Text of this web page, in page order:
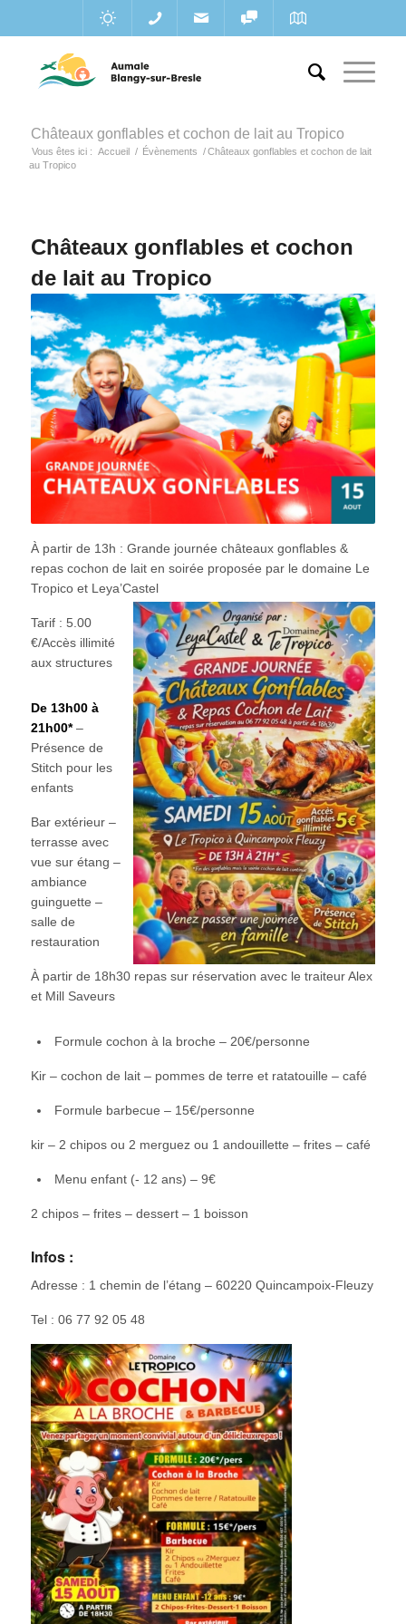
Châteaux gonflables et cochon de lait au Tropico
Vous êtes ici : Accueil / Évènements / Châteaux gonflables et cochon de lait
au Tropico
Châteaux gonflables et cochon
de lait au Tropico
À partir de 13h : Grande journée châteaux gonflables &
repas cochon de lait en soirée proposée par le domaine Le
Tropico et Leya’Castel
Tarif : 5.00
€/Accès illimité
aux structures
De 13h00 à
21h00*–
Présence de
Stitch pour les
enfants
Bar extérieur –
terrasse avec
vue sur étang –
ambiance
guinguette –
salle de
restauration
À partir de 18h30 repas sur réservation avec le traiteur Alex
et Mill Saveurs
Formule cochon à la broche – 20€/personne
Kir – cochon de lait – pommes de terre et ratatouille – café
Formule barbecue – 15€/personne
kir – 2 chipos ou 2 merguez ou 1 andouillette – frites – café
Menu enfant (- 12 ans) – 9€
2 chipos – frites – dessert – 1 boisson
Infos :
Adresse : 1 chemin de l’étang – 60220 Quincampoix-Fleuzy
Tel : 06 77 92 05 48